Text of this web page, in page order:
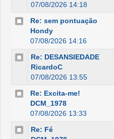
07/08/2026 14:18
Re: sem pontuação
Hondy
07/08/2026 14:16
Re: DESANSIEDADE
RicardoC
07/08/2026 13:55
Re: Excita-me!
DCM_1978
07/08/2026 13:33
Re: Fé